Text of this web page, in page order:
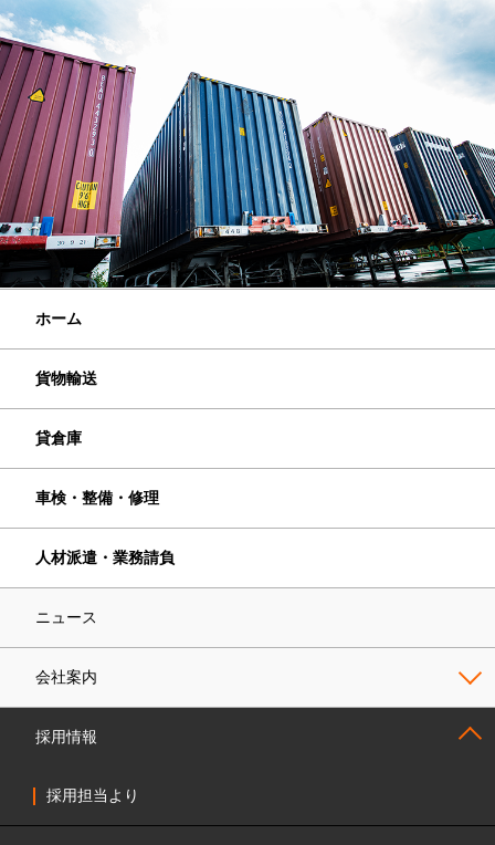
ホーム
貨物輸送
貸倉庫
車検・整備・修理
人材派遣・業務請負
ニュース
会社案内
採用情報
採用担当より